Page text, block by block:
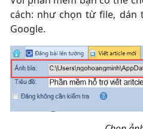
cách: như chọn từ file,
Google.